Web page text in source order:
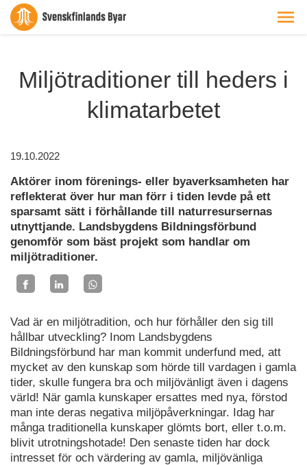
Miljötraditioner till heders i
klimatarbetet
19.10.2022
Aktörer inom förenings- eller byaverksamheten har
reflekterat över hur man förr i tiden levde på ett
sparsamt sätt i förhållande till naturresursernas
utnyttjande. Landsbygdens Bildningsförbund
genomför som bäst projekt som handlar om
miljötraditioner.
Vad är en miljötradition, och hur förhåller den sig till
hållbar utveckling? Inom Landsbygdens
Bildningsförbund har man kommit underfund med, att
mycket av den kunskap som hörde till vardagen i gamla
tider, skulle fungera bra och miljövänligt även i dagens
värld! När gamla kunskaper ersattes med nya, förstod
man inte deras negativa miljöpåverkningar. Idag har
många traditionella kunskaper glömts bort, eller t.o.m.
blivit utrotningshotade! Den senaste tiden har dock
intresset för och värdering av gamla, miljövänliga